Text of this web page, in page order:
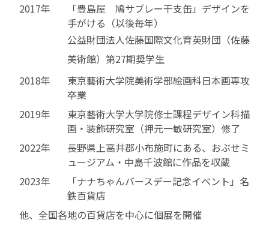
2017年
「豊島屋 鳩サブレー干支缶」デザインを
手がける（以後毎年）
公益財団法人佐藤国際文化育英財団（佐藤
美術館）第27期奨学生
2018年
東京藝術大学院美術学部絵画科日本画専攻
卒業
2019年
東京藝術大学大学院修士課程デザイン科描
画・装飾研究室（押元一敏研究室）修了
2022年
長野県上高井郡小布施町にある、おぶせミ
ュージアム・中島千波館に作品を収蔵
2023年
「ナナちゃんバースデー記念イベント」名
鉄百貨店
他、全国各地の百貨店を中心に個展を開催